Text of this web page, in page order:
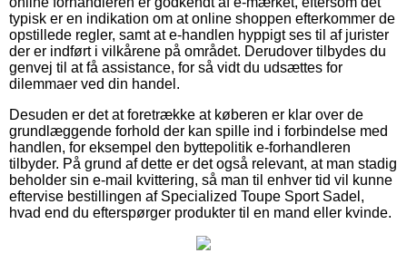
typisk er en indikation om at online shoppen efterkommer de
opstillede regler, samt at e-handlen hyppigt ses til af jurister
der er indført i vilkårene på området. Derudover tilbydes du
genvej til at få assistance, for så vidt du udsættes for
dilemmaer ved din handel.
Desuden er det at foretrække at køberen er klar over de
grundlæggende forhold der kan spille ind i forbindelse med
handlen, for eksempel den byttepolitik e-forhandleren
tilbyder. På grund af dette er det også relevant, at man stadig
beholder sin e-mail kvittering, så man til enhver tid vil kunne
eftervise bestillingen af Specialized Toupe Sport Sadel,
hvad end du efterspørger produkter til en mand eller kvinde.